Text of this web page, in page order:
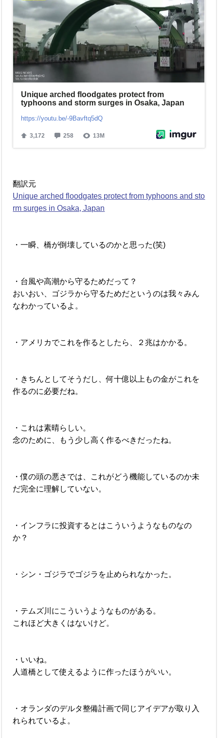
翻訳元
Unique arched floodgates protect from typhoons and sto
rm surges in Osaka, Japan
・一瞬、橋が倒壊しているのかと思った(笑)
・台風や高潮から守るためだって？
おいおい、ゴジラから守るためだというのは我々みん
なわかっているよ。
・アメリカでこれを作るとしたら、２兆はかかる。
・きちんとしてそうだし、何十億以上もの金がこれを
作るのに必要だね。
・これは素晴らしい。
念のために、もう少し高く作るべきだったね。
・僕の頭の悪さでは、これがどう機能しているのか未
だ完全に理解していない。
・インフラに投資するとはこういうようなものなの
か？
・シン・ゴジラでゴジラを止められなかった。
・テムズ川にこういうようなものがある。
これほど大きくはないけど。
・いいね。
人道橋として使えるように作ったほうがいい。
・オランダのデルタ整備計画で同じアイデアが取り入
れられているよ。